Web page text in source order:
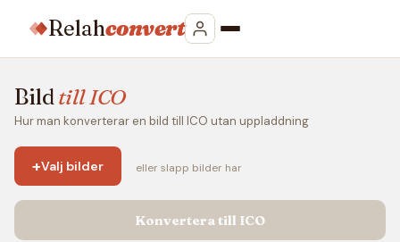
Relahconvert
Bildtill ICO
Hur man konverterar en bild till ICO utan uppladdning
+Valj bilder eller slapp bilder har
Konvertera till ICO